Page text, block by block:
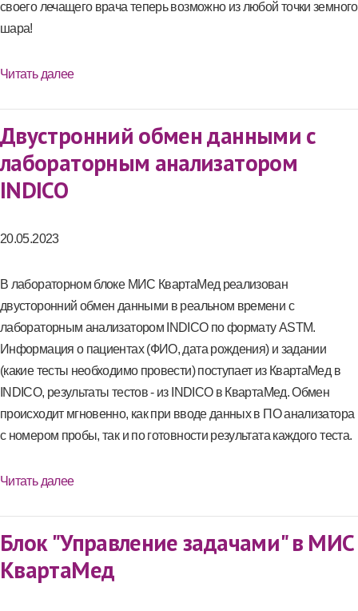
своего лечащего врача теперь возможно из любой точки земного
шара!
Читать далее
Двустронний обмен данными с
лабораторным анализатором
INDICO
20.05.2023
В лабораторном блоке МИС КвартаМед реализован
двусторонний обмен данными в реальном времени с
лабораторным анализатором INDICO по формату ASTM.
Информация о пациентах (ФИО, дата рождения) и задании
(какие тесты необходимо провести) поступает из КвартаМед в
INDICO, результаты тестов - из INDICO в КвартаМед. Обмен
происходит мгновенно, как при вводе данных в ПО анализатора
с номером пробы, так и по готовности результата каждого теста.
Читать далее
Блок "Управление задачами" в МИС
КвартаМед